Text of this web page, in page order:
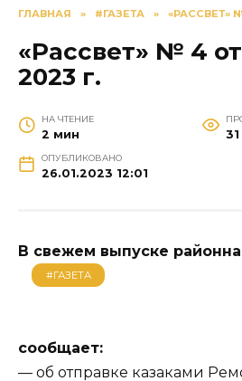
ГЛАВНАЯ » #ГАЗЕТА » «РАССВЕТ»
«Рассвет» № 4
2023 г.
НА ЧТЕНИЕ
2 мин 31
ОПУБЛИКОВАНО
26.01.2023 12:01
В свежем выпуске
#ГАЗЕТА
сообщает:
— об отправке казаками